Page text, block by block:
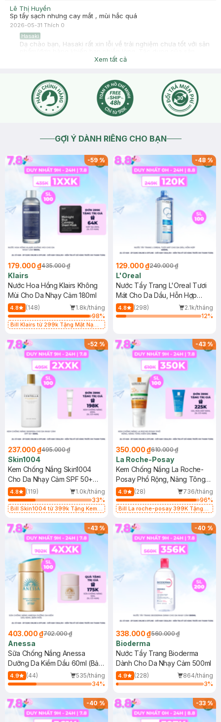
Lê Thị Huyền
Sp tẩy sạch nhưng cay mắt , mùi hắc quá
2026-05-31 Thích 0
Hasaki
Dạ chào bạn, Hasaki rất xin lỗi về trải nghiệm chưa tốt với sản
phẩm sẽ tùy vào nhu cầu và cơ địa của người dùng. Bạn có
2026-06-01Thích
Xem tất cả
GỢI Ý DÀNH RIÊNG CHO BẠN
-59%
179.000 ₫435.000 ₫
Klairs
Nước Hoa Hồng Klairs Không
Mùi Cho Da Nhạy Cảm 180ml
4.8 (148)
1.8k/tháng
98%
Bill Klairs từ 299k Tặng Mặt Nạ
25ml (SL Có Hạn)
-48%
129.000 ₫249.000 ₫
L'Oreal
Nước Tẩy Trang L'Oreal Tươi
Mát Cho Da Dầu, Hỗn Hợp
400ml
4.8 (298)
2.1k/tháng
12%
-52%
237.000 ₫495.000 ₫
Skin1004
Kem Chống Nắng Skin1004
Cho Da Nhạy Cảm SPF 50+
50ml
4.8 (119)
1.0k/tháng
33%
Bill Skin1004 từ 399k Tặng Kem
SPF 50+ 20ml (SL Có Hạn)
-43%
350.000 ₫610.000 ₫
La Roche-Posay
Kem Chống Nắng La Roche-
Posay Phổ Rộng, Nâng Tông
Kiềm Dầu 50ml
4.9 (28)
736/tháng
96%
Bill La roche-posay 399K Tặng
(SL có hạn)
-43%
403.000 ₫702.000 ₫
Anessa
Sữa Chống Nắng Anessa
Dưỡng Da Kiềm Dầu 60ml (Bản
Mới)
4.9 (44)
535/tháng
34%
-40%
338.000 ₫560.000 ₫
Bioderma
Nước Tẩy Trang Bioderma
Dành Cho Da Nhạy Cảm 500ml
4.9 (228)
864/tháng
3%
-40% -33%